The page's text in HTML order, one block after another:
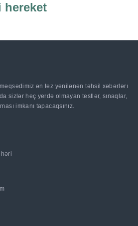
hereket
məqsədimiz ən tez yenilənən təhsil xəbərlərı
sizlər heç yerdə olmayan testlər, sınaqlar,
imkanı tapacaqsınız.